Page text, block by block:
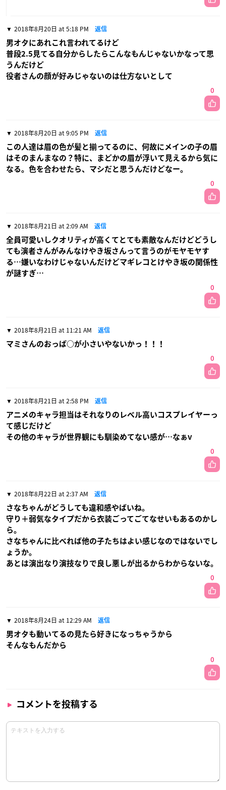
2018年8月20日 at 5:18 PM 返信
男オタにあれこれ言われてるけど
普段2.5見てる自分からしたらこんなもんじゃないかなって思
うんだけど
役者さんの顔が好みじゃないのは仕方ないとして
0
2018年8月20日 at 9:05 PM 返信
この人達は眉の色が髪と揃ってるのに、何故にメインの子の眉
はそのまんまなの？特に、まどかの眉が浮いて見えるから気に
なる。色を合わせたら、マシだと思うんだけどなー。
0
2018年8月21日 at 2:09 AM 返信
全員可愛いしクオリティが高くてとても素敵なんだけどどうし
ても演者さんがみんなけやき坂さんって言うのがモヤモヤす
る…嫌いなわけじゃないんだけどマギレコとけやき坂の関係性
が謎すぎ…
0
2018年8月21日 at 11:21 AM 返信
マミさんのおっぱ○が小さいやないかっ！！！
0
2018年8月21日 at 2:58 PM 返信
アニメのキャラ担当はそれなりのレベル高いコスプレイヤーっ
て感じだけど
その他のキャラが世界観にも馴染めてない感が…なぁv
0
2018年8月22日 at 2:37 AM 返信
さなちゃんがどうしても違和感やばいね。
守り＋弱気なタイプだから衣装ごってごてなせいもあるのかし
ら。
さなちゃんに比べれば他の子たちはよい感じなのではないでし
ょうか。
あとは演出なり演技なりで良し悪しが出るからわからないな。
0
2018年8月24日 at 12:29 AM 返信
男オタも動いてるの見たら好きになっちゃうから
そんなもんだから
0
コメントを投稿する